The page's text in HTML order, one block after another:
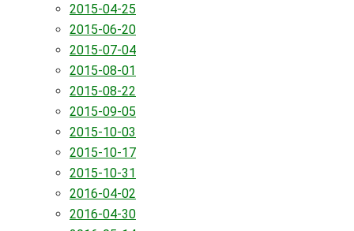
2015-04-25
2015-06-20
2015-07-04
2015-08-01
2015-08-22
2015-09-05
2015-10-03
2015-10-17
2015-10-31
2016-04-02
2016-04-30